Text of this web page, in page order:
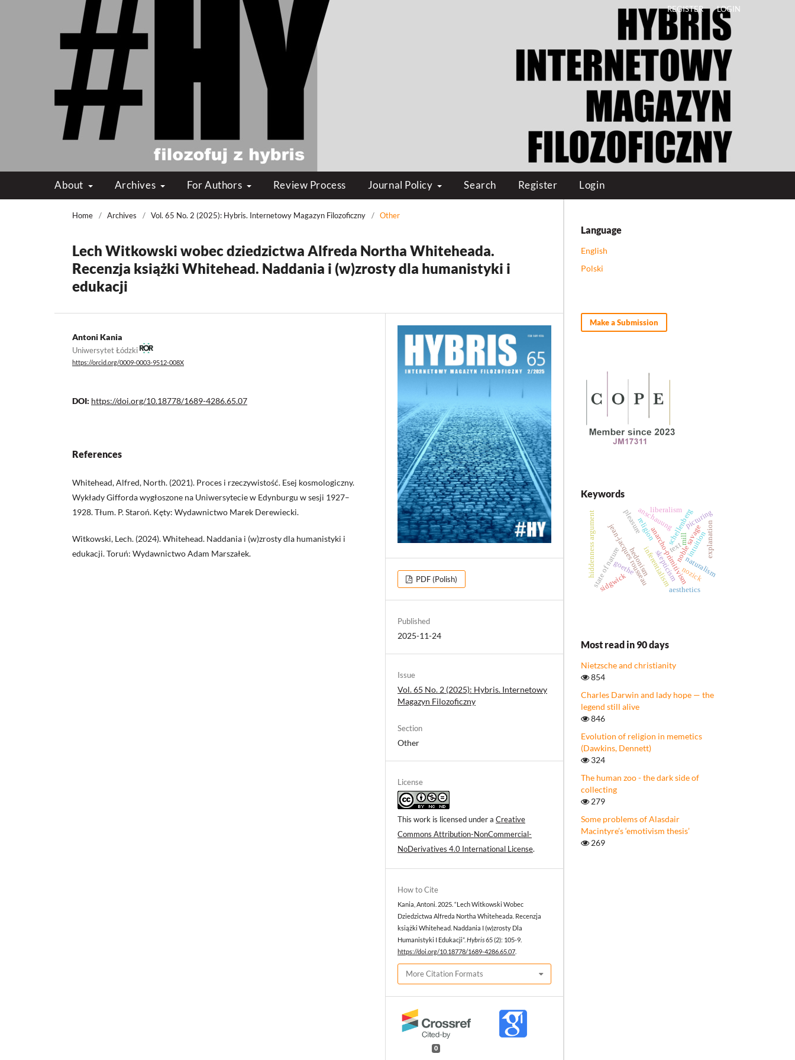
About Archives For Authors Review Process Journal Policy Search Register Login
REGISTER LOGIN
Home / Archives / Vol. 65 No. 2 (2025): Hybris. Internetowy Magazyn Filozoficzny / Other
Lech Witkowski wobec dziedzictwa Alfreda Northa Whiteheada.
Recenzja książki Whitehead. Naddania i (w)zrosty dla humanistyki i
edukacji
Antoni Kania
Uniwersytet Łódzki
https://orcid.org/0009-0003-9512-008X
DOI: https://doi.org/10.18778/1689-4286.65.07
References
Whitehead, Alfred, North. (2021). Proces i rzeczywistość. Esej kosmologiczny.
Wykłady Gifforda wygłoszone na Uniwersytecie w Edynburgu w sesji 1927–
1928. Tłum. P. Staroń. Kęty: Wydawnictwo Marek Derewiecki.
Witkowski, Lech. (2024). Whitehead. Naddania i (w)zrosty dla humanistyki i
edukacji. Toruń: Wydawnictwo Adam Marszałek.
PDF (Polish)
Published
2025-11-24
Issue
Vol. 65 No. 2 (2025): Hybris. Internetowy
Magazyn Filozoficzny
Section
Other
License
This work is licensed under a Creative
Commons Attribution-NonCommercial-
NoDerivatives 4.0 International License.
How to Cite
Kania, Antoni. 2025. “Lech Witkowski Wobec
Dziedzictwa Alfreda Northa Whiteheada. Recenzja
książki Whitehead. Naddania I (w)zrosty Dla
Humanistyki I Edukacji”. Hybris65 (2): 105-9.
https://doi.org/10.18778/1689-4286.65.07
More Citation Formats
0
Language
English
Polski
Make a Submission
Keywords
jean-jacques rousseauanarcho-primitivism
state of nature
noble savage
hiddenness argument schellenberg
religion
skepticism
goethe
anschauung
naturalism
picturing
hedonism
pleasure
intuition
sidgwick
mill
nozick
inferentialism
explanation
text
liberalism
aesthetics
Most read in 90 days
Nietzsche and christianity
854
Charles Darwin and lady hope — the
legend still alive
846
Evolution of religion in memetics
(Dawkins, Dennett)
324
The human zoo - the dark side of
collecting
279
Some problems of Alasdair
Macintyre’s ‘emotivism thesis’
269